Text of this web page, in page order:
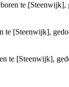
te
te [Steenwijk],
te [Steenwijk],